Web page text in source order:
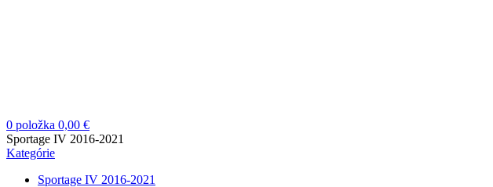
0 položka 0,00 €
Sportage IV 2016-2021
Kategórie
Sportage IV 2016-2021